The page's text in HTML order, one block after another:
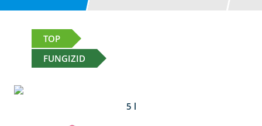
TOP
FUNGIZID
5 l